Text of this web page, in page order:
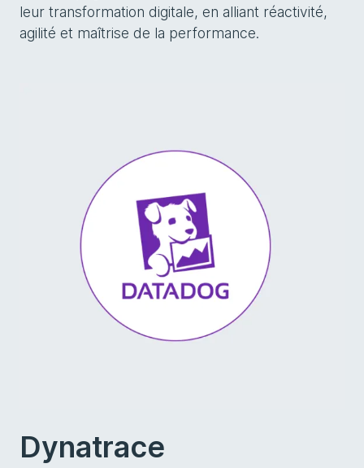
leur transformation digitale, en alliant réactivité,
agilité et maîtrise de la performance.
Dynatrace